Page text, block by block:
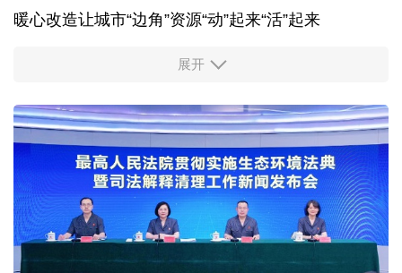
暖心改造让城市“边角”资源“动”起来“活”起来
柔性制造，高效匹配差异化需求
高温下用电负荷创新高 解码今夏的清凉底气
活力中国调研行丨弯道超车 如何“皖”美提速
7月份中国仓储指数保持扩张 行业运行韧性较强
展开